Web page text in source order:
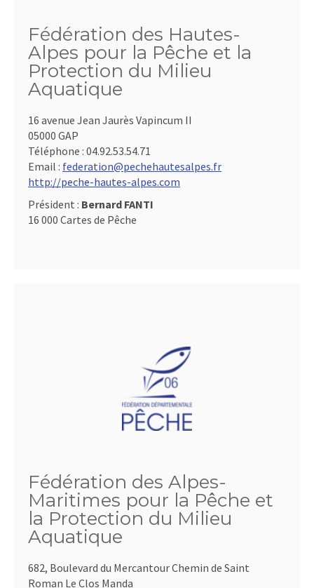
Fédération des Hautes-
Alpes pour la Pêche et la
Protection du Milieu
Aquatique
16 avenue Jean Jaurès Vapincum II
05000 GAP
Téléphone : 04.92.53.54.71
Email : federation@pechehautesalpes.fr
http://peche-hautes-alpes.com
Président : Bernard FANTI
16 000 Cartes de Pêche
Fédération des Alpes-
Maritimes pour la Pêche et
la Protection du Milieu
Aquatique
682, Boulevard du Mercantour Chemin de Saint
Roman Le Clos Manda